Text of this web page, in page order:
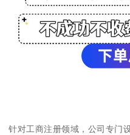
针对工商注册领域，公司专门